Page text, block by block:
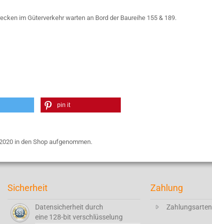
im Güterverkehr warten an Bord der Baureihe 155 & 189.
pin it
in den Shop aufgenommen.
Sicherheit
Datensicherheit durch
eine 128-bit verschlüsselung
Zahlung
Zahlungsarten